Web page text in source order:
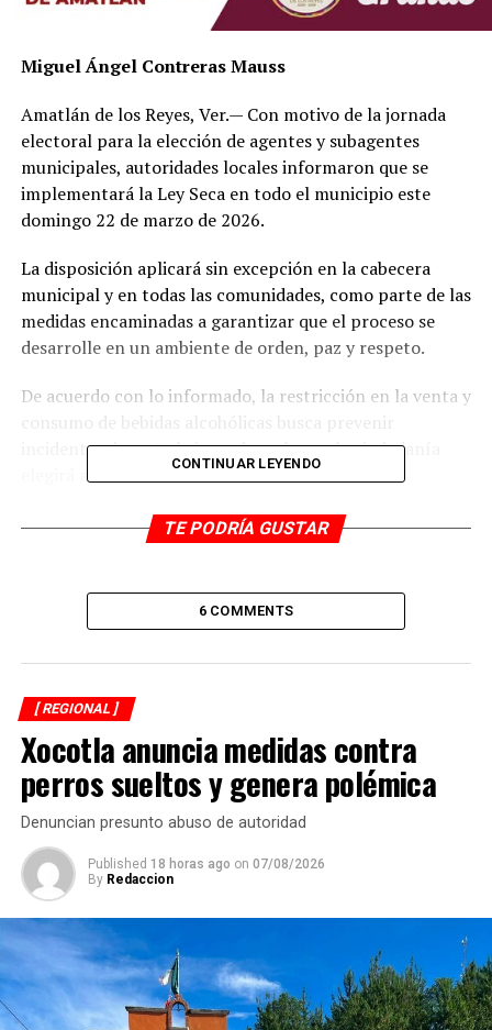
Miguel Ángel Contreras Mauss
Amatlán de los Reyes, Ver.— Con motivo de la jornada
electoral para la elección de agentes y subagentes
municipales, autoridades locales informaron que se
implementará la Ley Seca en todo el municipio este
domingo 22 de marzo de 2026.
La disposición aplicará sin excepción en la cabecera
municipal y en todas las comunidades, como parte de las
medidas encaminadas a garantizar que el proceso se
desarrolle en un ambiente de orden, paz y respeto.
De acuerdo con lo informado, la restricción en la venta y
consumo de bebidas alcohólicas busca prevenir
incidentes durante la jornada en la que la ciudadanía
elegirá a sus autoridades rurales.
Las autoridades exhortaron a la población a respetar
esta medida y participar de manera responsable en el
Se precisó que esta información tiene fines
fines de promoción.
RELATED TOPICS:
DESPUÉS
Entregan apoyos alimentarios a estudiantes de
Cuichapa
ANTES
Fe y tradición llenarán a San Rafael Río Seco con la
visita de la Virgen de Guadalupe
CONTINUAR LEYENDO
TE PODRÍA GUSTAR
6 COMMENTS
[ REGIONAL ]
Xocotla anuncia medidas contra
perros sueltos y genera polémica
Denuncian presunto abuso de autoridad
Published 18 horas ago on 07/08/2026
By Redaccion